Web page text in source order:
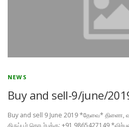
NEWS
Buy and sell-9/june/
Buy and sell 9 June 2019 *தேவை* திணை,